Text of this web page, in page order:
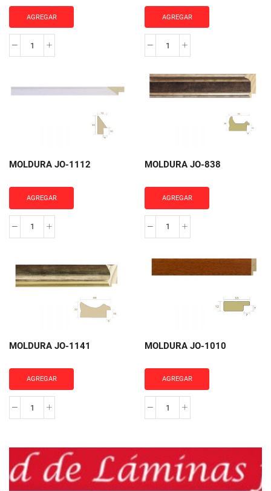
AGREGAR
MOLDURA
cantidad
AGREGAR
MOLDURA
1146
cantidad
MOLDURA JO-1112
AGREGAR
MOLDURA
1112
cantidad
MOLDURA JO-838
AGREGAR
MOLDURA
838
cantidad
MOLDURA JO-1141
AGREGAR
MOLDURA
cantidad
MOLDURA JO-1010
AGREGAR
MOLDURA
cantidad